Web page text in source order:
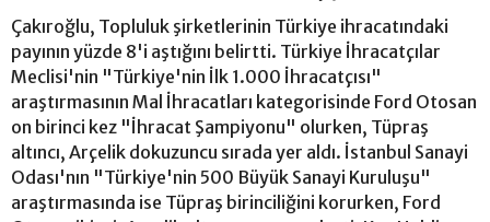
Çakıroğlu, Topluluk şirketlerinin Türkiye ihracatındaki
payının yüzde 8'i aştığını belirtti. Türkiye İhracatçılar
Meclisi'nin "Türkiye'nin İlk 1.000 İhracatçısı"
araştırmasının Mal İhracatları kategorisinde Ford Otosan
on birinci kez "İhracat Şampiyonu" olurken, Tüpraş
altıncı, Arçelik dokuzuncu sırada yer aldı. İstanbul Sanayi
Odası'nın "Türkiye'nin 500 Büyük Sanayi Kuruluşu"
araştırmasında ise Tüpraş birinciliğini korurken, Ford